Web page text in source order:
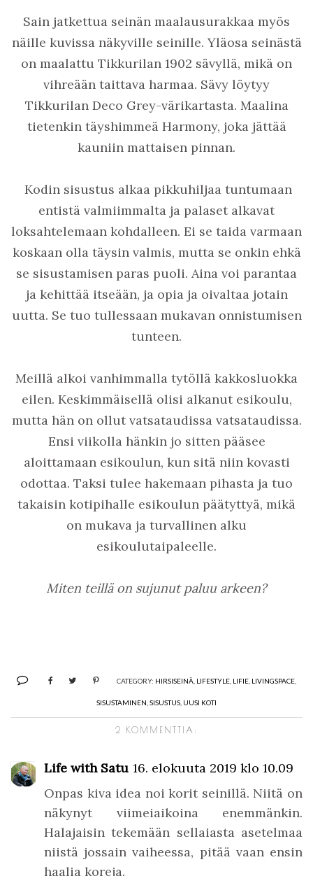
Sain jatkettua seinän maalausurakkaa myös
näille kuvissa näkyville seinille. Yläosa seinästä
on maalattu Tikkurilan 1902 sävyllä, mikä on
vihreään taittava harmaa. Sävy löytyy
Tikkurilan Deco Grey-värikartasta. Maalina
tietenkin täyshimmeä Harmony, joka jättää
kauniin mattaisen pinnan.
Kodin sisustus alkaa pikkuhiljaa tuntumaan
entistä valmiimmalta ja palaset alkavat
loksahtelemaan kohdalleen. Ei se taida varmaan
koskaan olla täysin valmis, mutta se onkin ehkä
se sisustamisen paras puoli. Aina voi parantaa
ja kehittää itseään, ja opia ja oivaltaa jotain
uutta. Se tuo tullessaan mukavan onnistumisen
tunteen.
Meillä alkoi vanhimmalla tytöllä kakkosluokka
eilen. Keskimmäisellä olisi alkanut esikoulu,
mutta hän on ollut vatsataudissa vatsataudissa.
Ensi viikolla hänkin jo sitten pääsee
aloittamaan esikoulun, kun sitä niin kovasti
odottaa. Taksi tulee hakemaan pihasta ja tuo
takaisin kotipihalle esikoulun päätyttyä, mikä
on mukava ja turvallinen alku
esikoulutaipaleelle.
Miten teillä on sujunut paluu arkeen?
CATEGORY: HIRSISEINÄ LIFESTYLE LIFIE LIVINGSPACE
SISUSTAMINEN SISUSTUS UUSI KOTI
2 KOMMENTTIA:
Life with Satu 16. elokuuta 2019 klo 10.09
Onpas kiva idea noi korit seinillä. Niitä on
näkynyt viimeiaikoina enemmänkin.
Halajaisin tekemään sellaiasta asetelmaa
niistä jossain vaiheessa, pitää vaan ensin
haalia koreja.